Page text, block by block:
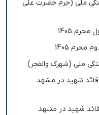
ملی (حرم حضرت علی
ملی (شهرک والفجر)
شهید در مشهد
شهید در مشهد